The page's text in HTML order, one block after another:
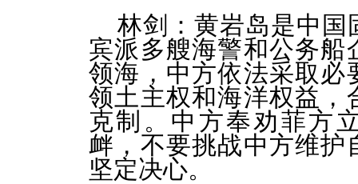
林剑：黄岩岛是中国
宾派多艘海警和公务船
领海，中方依法采取必
领土主权和海洋权益，
克制。中方奉劝菲方
衅，不要挑战中方维护
坚定决心。